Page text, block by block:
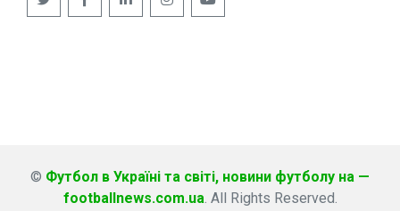
© Футбол в Україні та світі, новини футболу на —
footballnews.com.ua. All Rights Reserved.